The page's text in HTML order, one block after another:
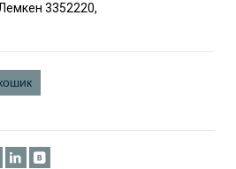
3352220,